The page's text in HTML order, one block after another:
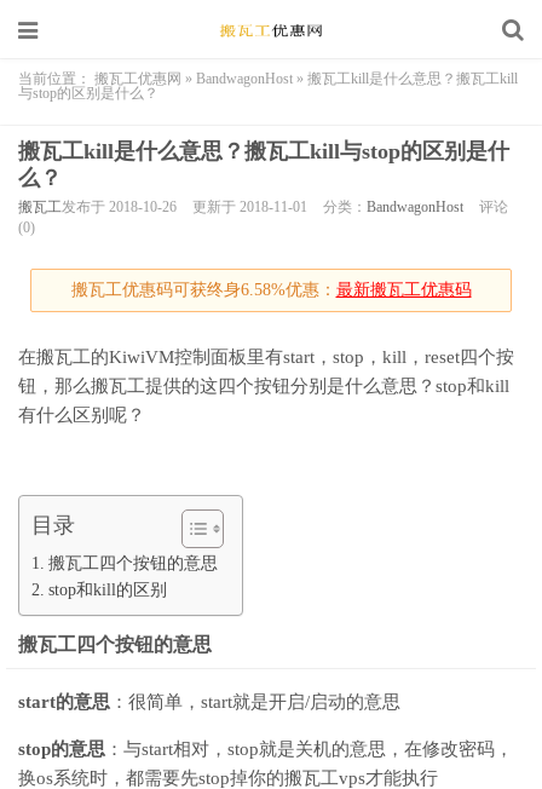
当前位置： 搬瓦工优惠网 » BandwagonHost » 搬瓦工kill是什么意思？搬瓦工kill
与stop的区别是什么？
搬瓦工kill是什么意思？搬瓦工kill与stop的区别是什
么？
搬瓦工发布于 2018-10-26 更新于 2018-11-01 分类： BandwagonHost
评论
(0)
搬瓦工优惠码可获终身6.58%优惠： 最新搬瓦工优惠码
在搬瓦工的KiwiVM控制面板里有start，stop，kill，reset四个按
钮，那么搬瓦工提供的这四个按钮分别是什么意思？stop和kill
有什么区别呢？
目录
搬瓦工四个按钮的意思
stop和kill的区别
搬瓦工四个按钮的意思
start的意思 ：很简单，start就是开启/启动的意思
stop的意思 ：与start相对，stop就是关机的意思，在修改密码，
换os系统时，都需要先stop掉你的搬瓦工vps才能执行